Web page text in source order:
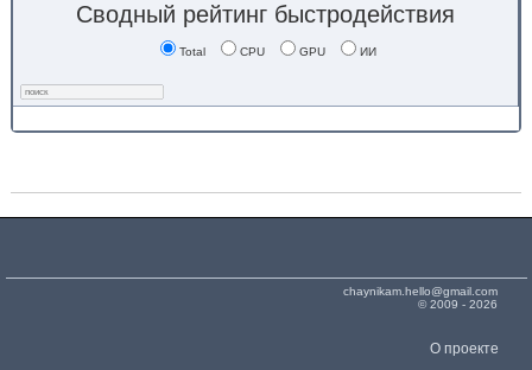
Сводный рейтинг быстродействия
Total CPU GPU ИИ
chaynikam.hello@gmail.com
© 2009 - 2026
О проекте